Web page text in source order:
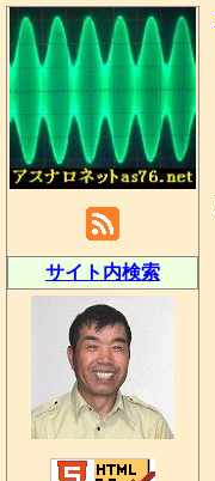
サイト内検索